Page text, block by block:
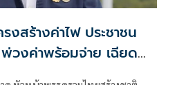
งสร้างค่าไฟ ประชาชน
วงค่าพร้อมจ่าย เฉียด